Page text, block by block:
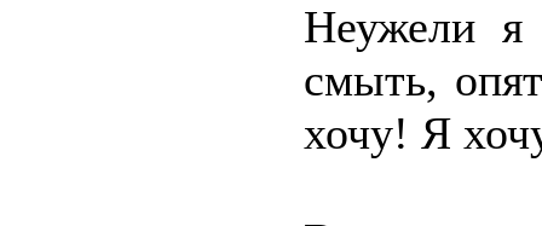
Неужели я
смыть,
хочу! Я